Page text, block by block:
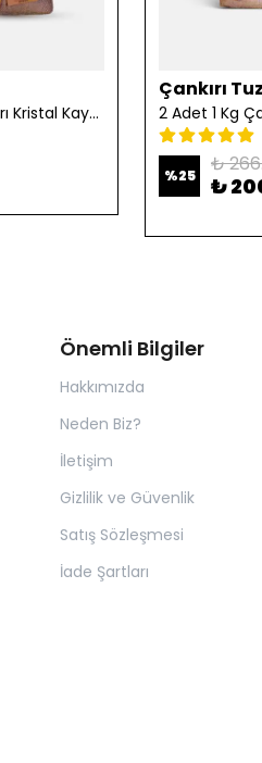
10 Kg Öğütülmüş Çankırı Kristal Kaya Tuzu
Çankırı
%25 ₺
₺
Önemli Bilgiler
Hakkımızda
Neden Biz?
İletişim
Gizlilik ve Güvenlik
Satış Sözleşmesi
İade Şartları